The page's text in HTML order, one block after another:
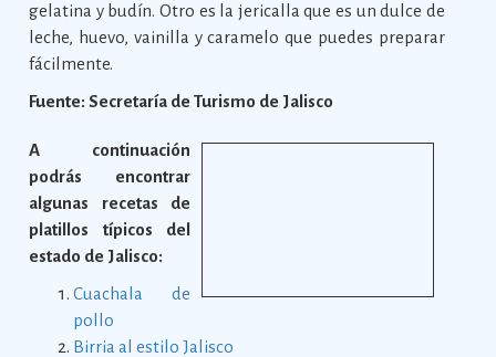
gelatina y budín. Otro es la jericalla que es un dulce de
leche, huevo, vainilla y caramelo que puedes preparar
fácilmente.
Fuente: Secretaría de Turismo de Jalisco
A continuación
podrás encontrar
algunas recetas de
platillos típicos del
estado de Jalisco:
Cuachala de
pollo
Birria al estilo Jalisco